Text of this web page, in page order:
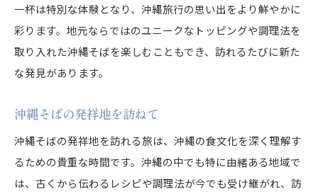
県内の沖縄そば巡りの楽しみ方
各地で異なる沖縄そばの味
沖縄そばを通じて知る沖縄の食文化
沖縄の食文化の基礎を学ぶ
沖縄そばに見る食文化の多様性
食文化としての沖縄そばの役割
一杯は特別な体験となり、沖縄旅行の思い出をより鮮やかに
彩ります。地元ならではのユニークなトッピングや調理法を
取り入れた沖縄そばを楽しむこともでき、訪れるたびに新た
な発見があります。
沖縄そばの発祥地を訪ねて
沖縄そばの発祥地を訪れる旅は、沖縄の食文化を深く理解す
るための貴重な時間です。沖縄の中でも特に由緒ある地域で
は、古くから伝わるレシピや調理法が今でも受け継がれ、訪